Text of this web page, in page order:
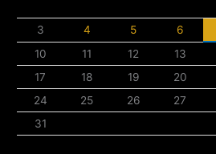
3
4 5 6
10
11 12 13
17
18 19 20
24
25 26 27
31